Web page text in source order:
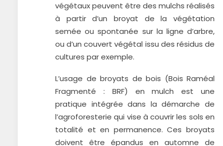
végétaux peuvent être des mulchs réalisés
à partir d’un broyat de la végétation
semée ou spontanée sur la ligne d’arbre,
ou d’un couvert végétal issu des résidus de
cultures par exemple.
L’usage de broyats de bois (Bois Raméal
Fragmenté : BRF) en mulch est une
pratique intégrée dans la démarche de
l’agroforesterie qui vise à couvrir les sols en
totalité et en permanence. Ces broyats
doivent être épandus en automne de